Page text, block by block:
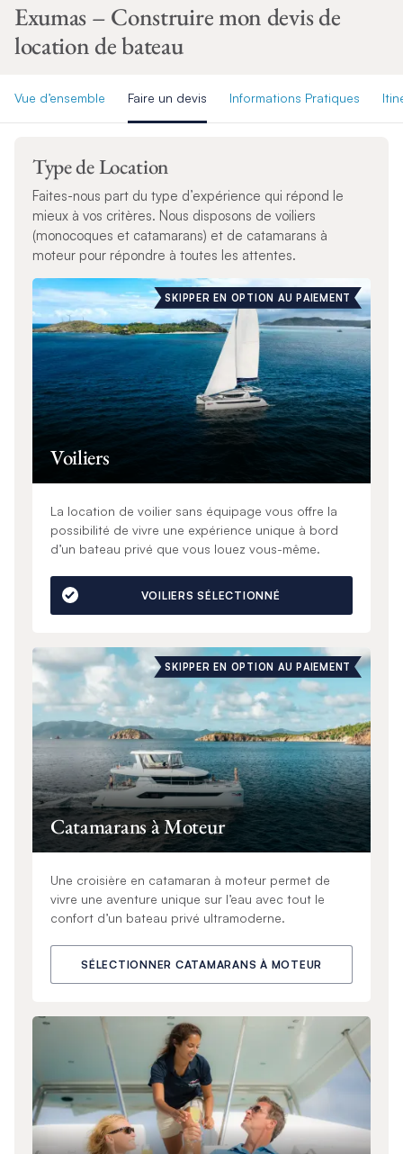
Exumas – Construire mon devis de
location de bateau
Vue d’ensemble Faire un devis Informations Pratiques
Type de Location
Faites-nous part du type d’expérience qui répond le
mieux à vos critères. Nous disposons de voiliers
(monocoques et catamarans) et de catamarans à
moteur pour répondre à toutes les attentes.
SKIPPER EN OPTION AU PAIEMENT
Voiliers
La location de voilier sans équipage vous offre la
possibilité de vivre une expérience unique à bord
d’un bateau privé que vous louez vous-même.
VOILIERS SÉLECTIONNÉ
SKIPPER EN OPTION AU PAIEMENT
Catamarans à Moteur
Une croisière en catamaran à moteur permet de
vivre une aventure unique sur l’eau avec tout le
confort d’un bateau privé ultramoderne.
SÉLECTIONNER CATAMARANS À MOTEUR